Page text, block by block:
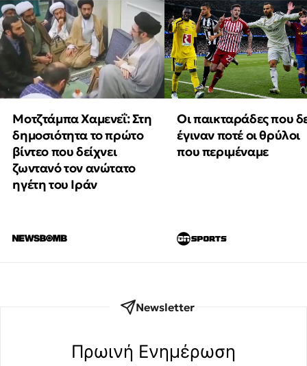
Μοτζτάμπα Χαμενεΐ: Στη
δημοσιότητα το πρώτο
βίντεο που δείχνει
ζωντανό τον ανώτατο
ηγέτη του Ιράν
Οι παικταράδες που
έγιναν ποτέ οι θρύλοι
που περιμέναμε
Newsletter
Πρωινή Eνημέρωση